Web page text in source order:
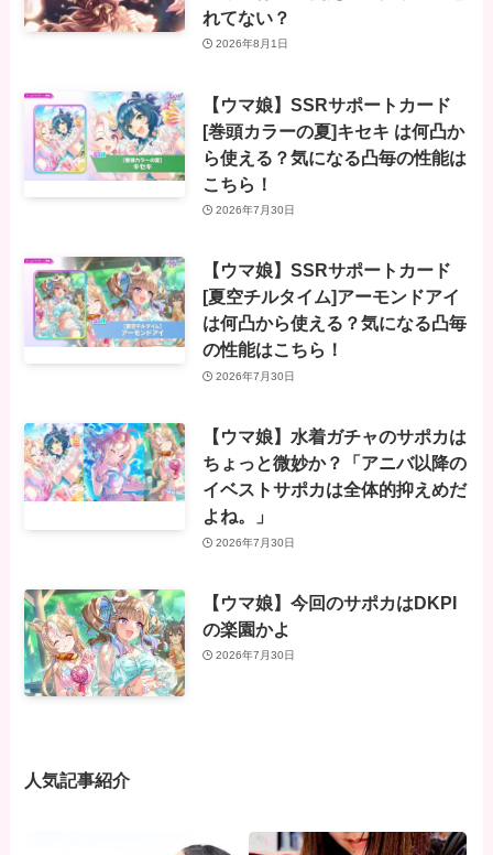
れてない？
2026年8月1日
【ウマ娘】SSRサポートカード
[巻頭カラーの夏]キセキ は何凸か
ら使える？気になる凸毎の性能は
こちら！
2026年7月30日
【ウマ娘】SSRサポートカード
[夏空チルタイム]アーモンドアイ
は何凸から使える？気になる凸毎
の性能はこちら！
2026年7月30日
【ウマ娘】水着ガチャのサポカは
ちょっと微妙か？「アニバ以降の
イベストサポカは全体的抑えめだ
よね。」
2026年7月30日
【ウマ娘】今回のサポカはDKPI
の楽園かよ
2026年7月30日
人気記事紹介